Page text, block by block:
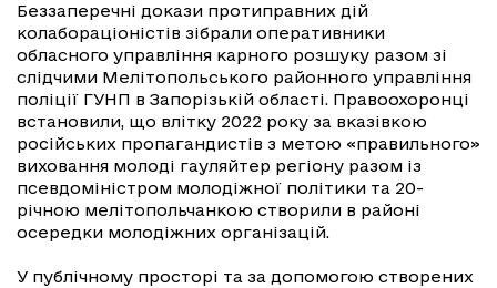
Беззаперечні докази протиправних дій
колабораціоністів зібрали оперативники
обласного управління карного розшуку разом зі
слідчими Мелітопольського районного управління
поліції ГУНП в Запорізькій області. Правоохоронці
встановили, що влітку 2022 року за вказівкою
російських пропагандистів з метою «правильного»
виховання молоді гауляйтер регіону разом із
псевдоміністром молодіжної політики та 20-
річною мелітопольчанкою створили в районі
осередки молодіжних організацій.
У публічному просторі та за допомогою створених